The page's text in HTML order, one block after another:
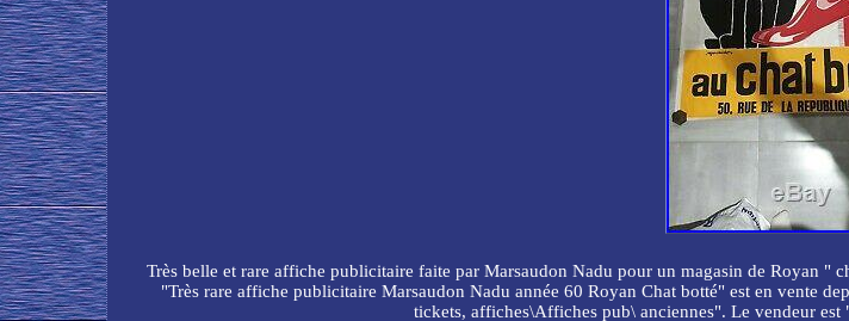
Très belle et rare affiche publicitaire faite par Marsaudon Nadu pour un magasin de Royan
"Très rare affiche publicitaire Marsaudon Nadu année 60 Royan Chat botté" est en vente
tickets, affiches\Affiches pub\ anciennes". Le vendeur est